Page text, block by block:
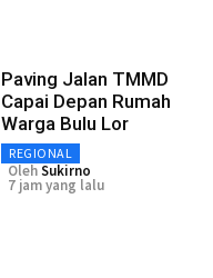
Paving Jalan TMMD
Capai Depan Rumah
Warga Bulu Lor
REGIONAL
OlehSukirno
7 jam yang lalu